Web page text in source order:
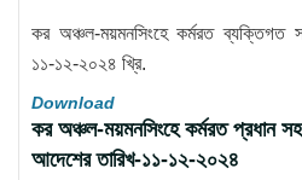
কর অঞ্চল-ময়মনসিংহে কর্মরত ব্যক্তিগত
১১-১২-২০২৪ খ্রি.
Download
কর অঞ্চল-ময়মনসিংহে কর্মরত প্রধান
আদেশের তারিখ-১১-১২-২০২৪